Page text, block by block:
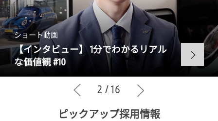
ショート動画
【インタビュー】1分でわかるリアル
な価値観 #10
2 /16
ピックアップ採用情報